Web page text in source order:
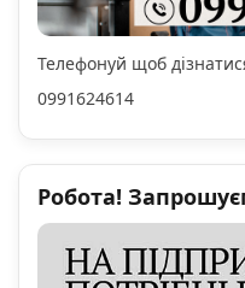
Телефонуй щоб
0991624614
Робота!